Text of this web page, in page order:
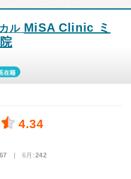
ル MiSA Clinic ミ
在籍
4.34
| 6月:242